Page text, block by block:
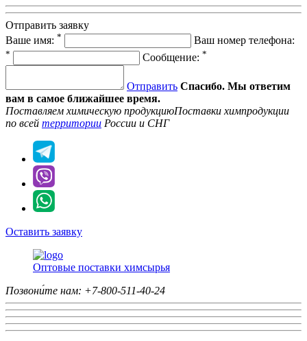
Отправить заявку
Ваше имя: * Ваш номер телефона:
* Сообщение: *
Отправить Спасибо. Мы ответим
вам в самое ближайшее время.
Поставляем химическую продукциюПоставки химпродукции
по всей территории России и СНГ
Оставить заявку
Оптовые поставки химсырья
Позвони́те нам: +7-800-511-40-24